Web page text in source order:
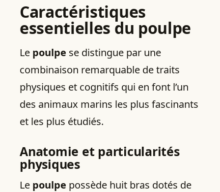
Caractéristiques
essentielles du poulpe
Le poulpe se distingue par une
combinaison remarquable de traits
physiques et cognitifs qui en font l’un
des animaux marins les plus fascinants
et les plus étudiés.
Anatomie et particularités
physiques
Le poulpe possède huit bras dotés de